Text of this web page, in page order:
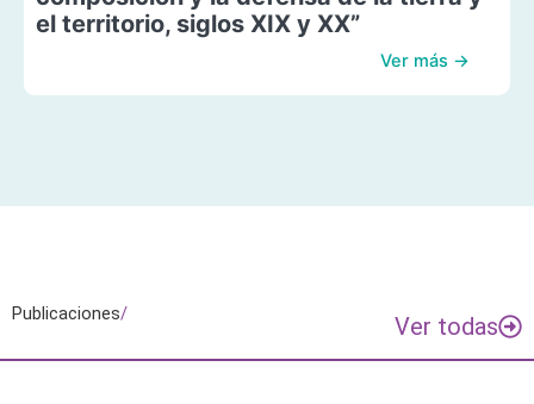
el territorio, siglos XIX y XX”
Ver más →
Publicaciones/ Ver todas